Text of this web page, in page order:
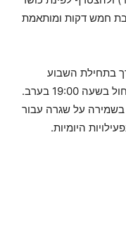
בת חמש דקות ומותאמת
בתחילת השבוע
ומשודרת בדף הפייסבוק העירוני בכל יום חול בשעה 19:00 בערב.
בשמירה על שגרה עבור
היומיות.